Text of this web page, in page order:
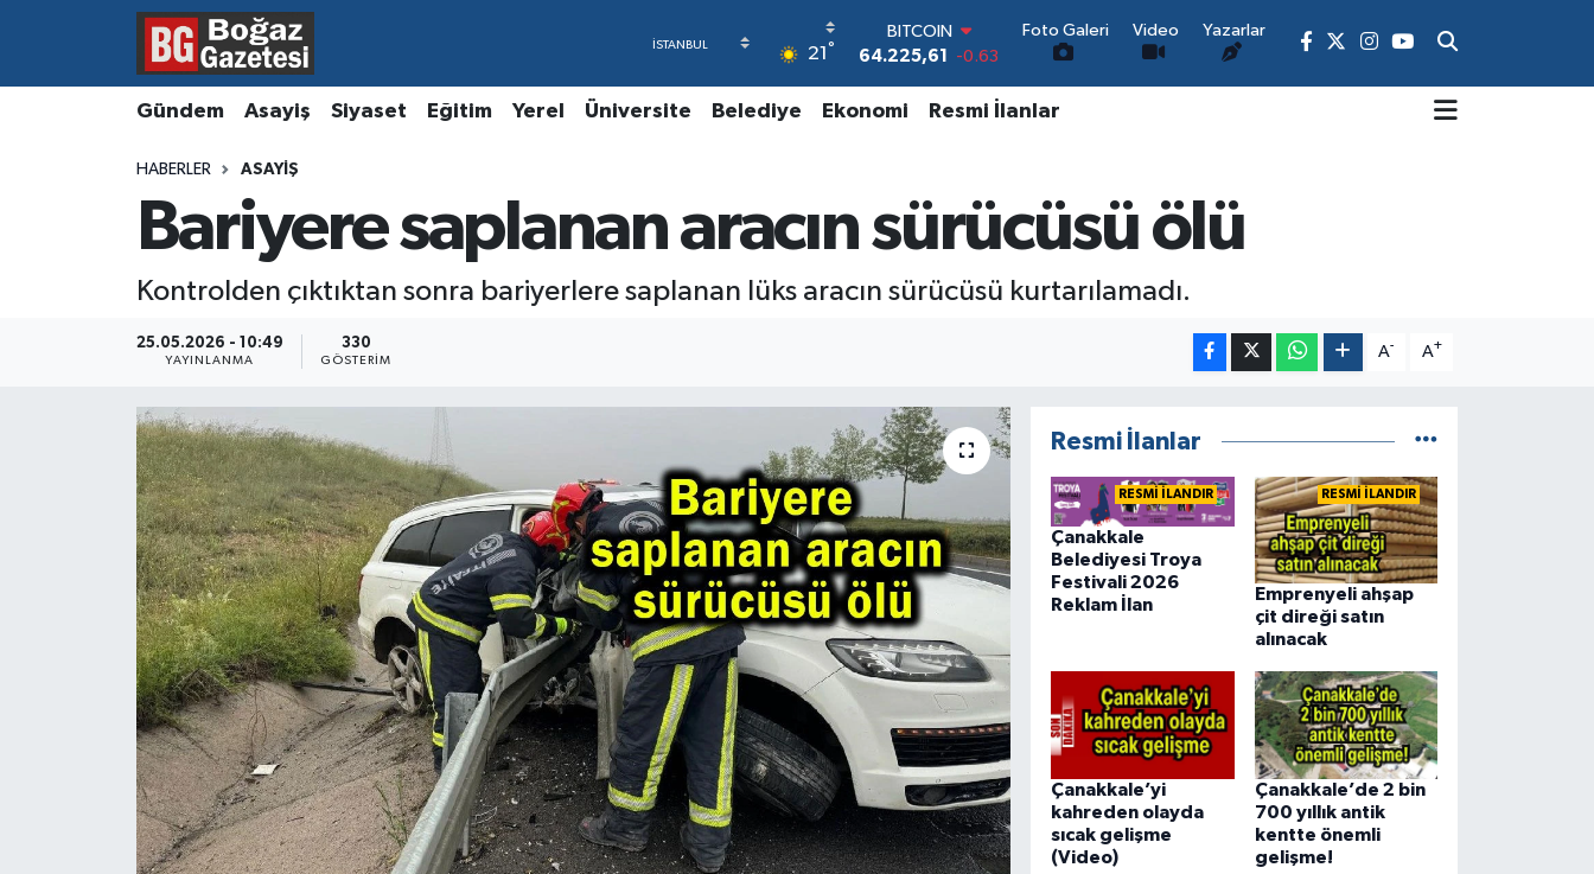
21 °
BITCOIN
64.225,61
-0.63
47,7143 0.16
64,2463
0.07
GRAM ALTIN
6574.81
1.44
BİST100
13.799 70
Foto Galeri Video Yazarlar
Gündem Asayiş Siyaset Eğitim Yerel Üniversite Belediye Ekonomi Resmi İlanlar
HABERLER ASAYIŞ
Bariyere saplanan aracın sürücüsü ölü
Kontrolden çıktıktan sonra bariyerlere saplanan lüks aracın sürücüsü kurtarılamadı.
25.05.2026 - 10:49
YAYINLANMA
330
GÖSTERIM
A- A+
Resmi İlanlar
RESMİ İLANDIR
Çanakkale
Belediyesi Troya
Festivali 2026
Reklam İlan
RESMİ İLANDIR
Emprenyeli ahşap
çit direği satın
alınacak
Çanakkale’yi
kahreden olayda
sıcak gelişme
(Video)
Çanakkale’de 2 bin
700 yıllık antik
kentte önemli
gelişme!
Asayiş
Kültür ve Sanat
Resmi İlanlar
Hava Durumu
Süper Lig Puan Durumu ve Fikstür
Son Dakika Haberleri